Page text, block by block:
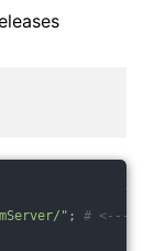
" ; #